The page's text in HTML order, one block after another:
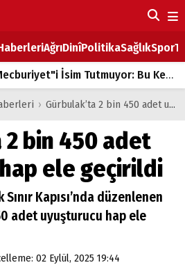
AğrıDinîPolitikaSağlıkSpor
İsim Tutmuyor: Bu Kez de Mem u Zîn Oldu!
Fiyatlarına Zam
sırtındaki ağır yük
BOZ TAHTASI
› Gürbulak’ta 2 bin 450 adet uyuşturucu hap ele geçirildi
2 bin 450 adet
ele geçirildi
Kapısı’nda düzenlenen
adet uyuşturucu hap ele
02 Eylül, 2025 19:44